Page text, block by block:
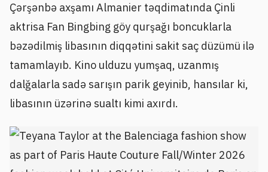
Çərşənbə axşamı Almanier təqdimatında Çinli
aktrisa Fan Bingbing göy qurşağı boncuklarla
bəzədilmiş libasının diqqətini sakit saç düzümü ilə
tamamlayıb. Kino ulduzu yumşaq, uzanmış
dalğalarla sadə sarışın parik geyinib, hansılar ki,
libasının üzərinə sualtı kimi axırdı.